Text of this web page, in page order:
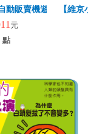
數字/基礎數學啟蒙/
動販賣機遊戲組(角
元
點
【維